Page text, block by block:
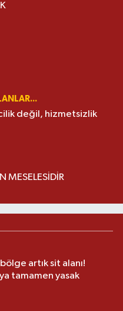
değil, hizmetsizlik
MESELESİDİR
artık sit alanı!
tamamen yasak